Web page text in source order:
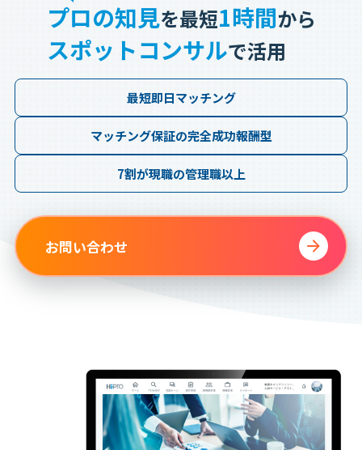
プロの知見を最短1時間から
スポットコンサルで活用
最短即日マッチング
マッチング保証の完全成功報酬型
7割が現職の管理職以上
お問い合わせ